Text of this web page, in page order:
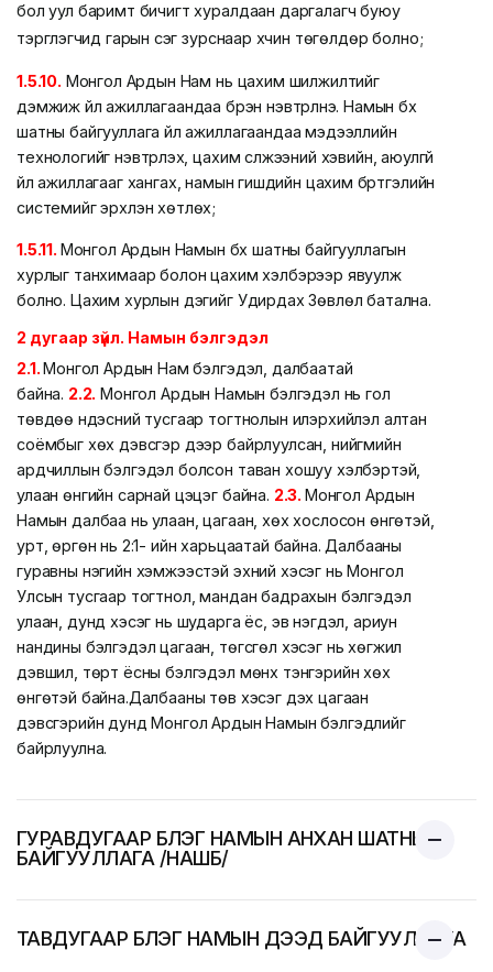
бол уул баримт бичигт хуралдаан даргалагч буюу
тэргүүлэгчид гарын үсэг зурснаар хүчин төгөлдөр болно;
1.5.10. Монгол Ардын Нам нь цахим шилжилтийг
дэмжиж үйл ажиллагаандаа бүрэн нэвтрүүлнэ. Намын бүх
шатны байгууллага үйл ажиллагаандаа мэдээллийн
технологийг нэвтрүүлэх, цахим сүлжээний хэвийн, аюулгүй
үйл ажиллагааг хангах, намын гишүүдийн цахим бүртгэлийн
системийг эрхлэн хөтлөх;
1.5.11. Монгол Ардын Намын бүх шатны байгууллагын
хурлыг танхимаар болон цахим хэлбэрээр явуулж
болно. Цахим хурлын дэгийг Удирдах Зөвлөл батална.
2 дугаар зүйл. Намын бэлгэдэл
2.1.Монгол Ардын Нам бэлгэдэл, далбаатай
байна. 2.2. Монгол Ардын Намын бэлгэдэл нь гол
төвдөө үндэсний тусгаар тогтнолын илэрхийлэл алтан
соёмбыг хөх дэвсгэр дээр байрлуулсан, нийгмийн
ардчиллын бэлгэдэл болсон таван хошуу хэлбэртэй,
улаан өнгийн сарнай цэцэг байна. 2.3. Монгол Ардын
Намын далбаа нь улаан, цагаан, хөх хослосон өнгөтэй,
урт, өргөн нь 2:1- ийн харьцаатай байна. Далбааны
гуравны нэгийн хэмжээстэй эхний хэсэг нь Монгол
Улсын тусгаар тогтнол, мандан бадрахын бэлгэдэл
улаан, дунд хэсэг нь шударга ёс, эв нэгдэл, ариун
нандины бэлгэдэл цагаан, төгсгөл хэсэг нь хөгжил
дэвшил, төрт ёсны бэлгэдэл мөнх тэнгэрийн хөх
өнгөтэй байна.Далбааны төв хэсэг дэх цагаан
дэвсгэрийн дунд Монгол Ардын Намын бэлгэдлийг
байрлуулна.
ГУРАВДУГААР БҮЛЭГ НАМЫН АНХАН ШАТНЫ
БАЙГУУЛЛАГА /НАШБ/
ТАВДУГААР БҮЛЭГ НАМЫН ДЭЭД БАЙГУУЛЛАГА